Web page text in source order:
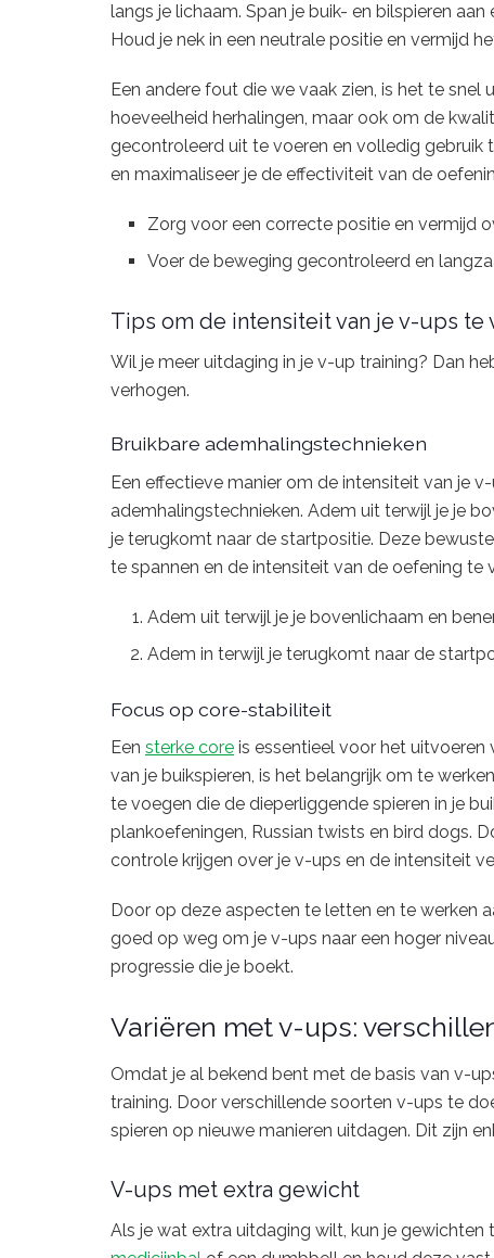
langs je lichaam. Span je buik- en bilspieren
Houd je nek in een neutrale positie en vermijd
Een andere fout die we vaak zien, is het te
hoeveelheid herhalingen, maar ook om de
gecontroleerd uit te voeren en volledig gebruik
en maximaliseer je de effectiviteit van de
Zorg voor een correcte positie en vermijd
Voer de beweging gecontroleerd en
Tips om de intensiteit van je v-ups te
Wil je meer uitdaging in je v-up training? Dan
verhogen.
Bruikbare ademhalingstechnieken
Een effectieve manier om de intensiteit van je
ademhalingstechnieken. Adem uit terwijl je je
je terugkomt naar de startpositie. Deze
te spannen en de intensiteit van de oefening te
Adem uit terwijl je je bovenlichaam en
Adem in terwijl je terugkomt naar de
Focus op core-stabiliteit
Een sterke core is essentieel voor het
van je buikspieren, is het belangrijk om te
te voegen die de dieperliggende spieren in je
plankoefeningen, Russian twists en bird dogs.
controle krijgen over je v-ups en de intensiteit
Door op deze aspecten te letten en te werken
goed op weg om je v-ups naar een hoger
progressie die je boekt.
Variëren met v-ups:
Omdat je al bekend bent met de basis van v-
training. Door verschillende soorten v-ups te
spieren op nieuwe manieren uitdagen. Dit zijn
V-ups met extra gewicht
Als je wat extra uitdaging wilt, kun je